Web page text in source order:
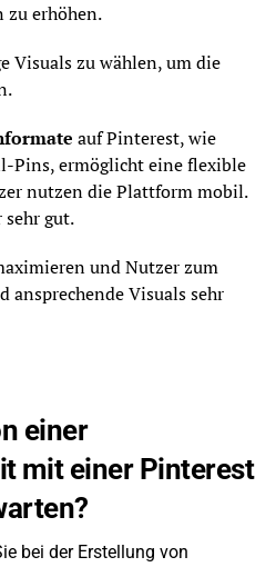
zu erhöhen.
Visuals zu wählen, um die
auf Pinterest, wie
Pins, ermöglicht eine flexible
nutzen die Plattform mobil.
gut.
und Nutzer zum
ansprechende Visuals sehr
einer
mit einer Pinterest
bei der Erstellung von